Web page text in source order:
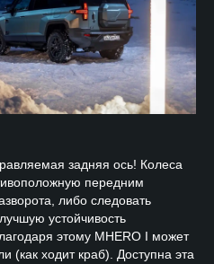
задняя ось! Колеса
передним
либо следовать
устойчивость
этому MHERO I может
(как ходит краб). Доступна эта